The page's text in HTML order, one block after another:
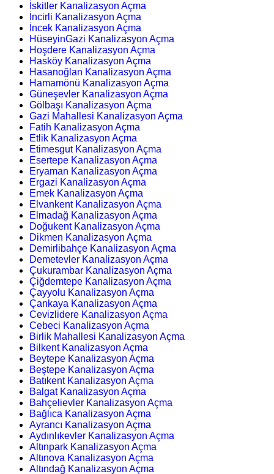
İskitler Kanalizasyon Açma
İncirli Kanalizasyon Açma
İncek Kanalizasyon Açma
HüseyinGazi Kanalizasyon Açma
Hoşdere Kanalizasyon Açma
Hasköy Kanalizasyon Açma
Hasanoğlan Kanalizasyon Açma
Hamamönü Kanalizasyon Açma
Güneşevler Kanalizasyon Açma
Gölbaşı Kanalizasyon Açma
Gazi Mahallesi Kanalizasyon Açma
Fatih Kanalizasyon Açma
Etlik Kanalizasyon Açma
Etimesgut Kanalizasyon Açma
Esertepe Kanalizasyon Açma
Eryaman Kanalizasyon Açma
Ergazi Kanalizasyon Açma
Emek Kanalizasyon Açma
Elvankent Kanalizasyon Açma
Elmadağ Kanalizasyon Açma
Doğukent Kanalizasyon Açma
Dikmen Kanalizasyon Açma
Demirlibahçe Kanalizasyon Açma
Demetevler Kanalizasyon Açma
Çukurambar Kanalizasyon Açma
Çiğdemtepe Kanalizasyon Açma
Çayyolu Kanalizasyon Açma
Çankaya Kanalizasyon Açma
Cevizlidere Kanalizasyon Açma
Cebeci Kanalizasyon Açma
Birlik Mahallesi Kanalizasyon Açma
Bilkent Kanalizasyon Açma
Beytepe Kanalizasyon Açma
Beştepe Kanalizasyon Açma
Batıkent Kanalizasyon Açma
Balgat Kanalizasyon Açma
Bahçelievler Kanalizasyon Açma
Bağlıca Kanalizasyon Açma
Ayrancı Kanalizasyon Açma
Aydınlıkevler Kanalizasyon Açma
Altınpark Kanalizasyon Açma
Altınova Kanalizasyon Açma
Altındağ Kanalizasyon Açma